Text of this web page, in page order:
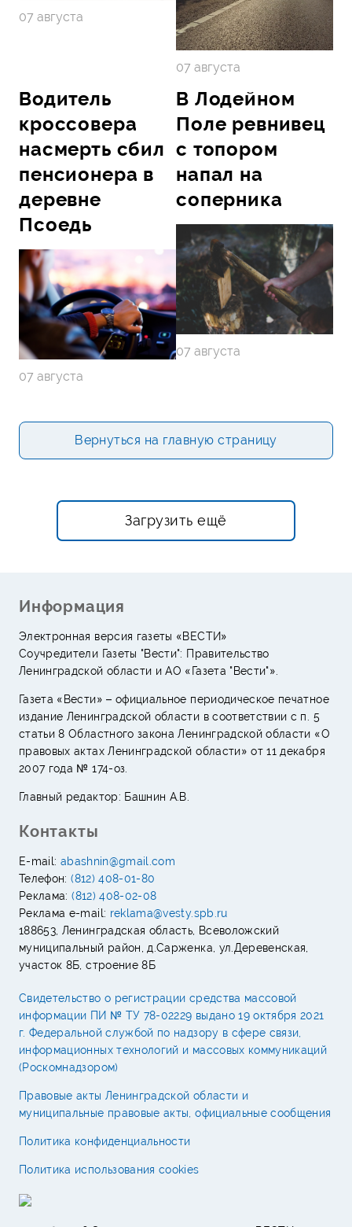
07 августа
07 августа
Водитель
кроссовера
насмерть сбил
пенсионера в
деревне
Псоедь
07 августа
В Лодейном
Поле ревнивец
с топором
напал на
соперника
07 августа
Вернуться на главную страницу
Загрузить ещё
Информация
Электронная версия газеты «ВЕСТИ»
Соучредители Газеты "Вести": Правительство
Ленинградской области и АО «Газета "Вести"».
Газета «Вести» – официальное периодическое печатное
издание Ленинградской области в соответствии с п. 5
статьи 8 Областного закона Ленинградской области «О
правовых актах Ленинградской области» от 11 декабря
2007 года № 174-оз.
Главный редактор: Башнин А.В.
Контакты
E-mail: abashnin@gmail.com
Телефон:(812) 408-01-80
Реклама:(812) 408-02-08
Реклама e-mail: reklama@vesty.spb.ru
188653, Ленинградская область, Всеволожский
муниципальный район, д.Сарженка, ул.Деревенская,
участок 8Б, строение 8Б
Свидетельство о регистрации средства массовой
информации ПИ № ТУ 78-02229 выдано 19 октября 2021
г. Федеральной службой по надзору в сфере связи,
информационных технологий и массовых коммуникаций
(Роскомнадзором)
Правовые акты Ленинградской области и
муниципальные правовые акты, официальные сообщения
Политика конфиденциальности
Политика использования cookies